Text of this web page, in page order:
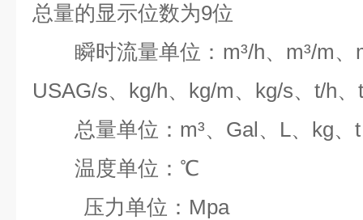
总量的显示位数为9位
瞬时流量单位：m³/h、m³/m、
USAG/s、kg/h、kg/m、kg/s、t/h
总量单位：m³、Gal、L、kg、t
温度单位：℃
压力单位：Mpa